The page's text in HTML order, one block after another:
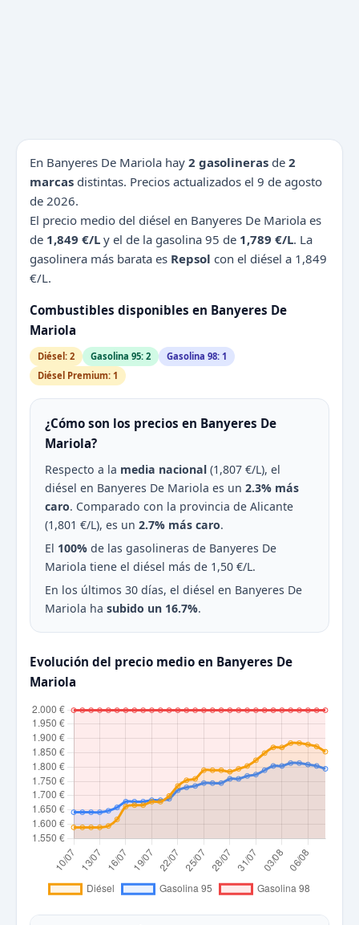
En Banyeres De Mariola hay 2 gasolineras de 2
marcas distintas. Precios actualizados el 9 de agosto
de 2026.
El precio medio del diésel en Banyeres De Mariola es
de 1,849 €/L y el de la gasolina 95 de 1,789 €/L. La
gasolinera más barata es Repsol con el diésel a 1,849
€/L.
Combustibles disponibles en Banyeres De
Mariola
Diésel: 2 Gasolina 95: 2
Gasolina 98: 1
Diésel Premium: 1
¿Cómo son los precios en Banyeres De
Mariola?
Respecto a la media nacional (1,807 €/L), el
diésel en Banyeres De Mariola es un 2.3% más
caro. Comparado con la provincia de Alicante
(1,801 €/L), es un 2.7% más caro.
El 100% de las gasolineras de Banyeres De
Mariola tiene el diésel más de 1,50 €/L.
En los últimos 30 días, el diésel en Banyeres De
Mariola ha subido un 16.7%.
Evolución del precio medio en Banyeres De
Mariola